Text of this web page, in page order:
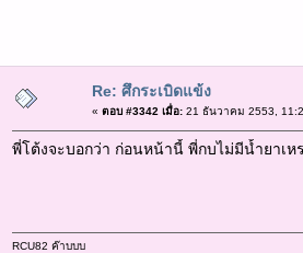
Re: ศึกระเบิดแข้ง
« ตอบ #3342 เมื่อ:21 ธันวาคม 2553,
พี่โต้งจะบอกว่า ก่อนหน้านี้ พี่กบไม่มีน้ำยาเห
RCU82 ค๊าบบบ